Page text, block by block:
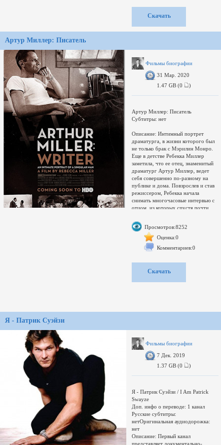
формат: MKV
Сравнение с раздачей:
&middot; шт.
Нет совпадений
Несовпадающие файлы &middot;
Имя &darr;
Размер &darr;
Скачать
Артур Миллер: Писатель
Фильмы биографии
31 Мар. 2020
1.47 GB (0
)
Артур Миллер: Писатель
Субтитры: нет
Описание: Интимный портрет
драматурга, в жизни которого был
не только брак с Мэрилин Монро.
Еще в детстве Ребекка Миллер
заметила, что ее отец, знаменитый
драматург Артур Миллер, ведет
себя совершенно по-разному на
публике и дома. Повзрослев и став
режиссером, Ребекка начала
снимать многочасовые интервью с
отцом, из которых спустя почти
смерти смонтировала фильм,
открывающий автора "Смерти
коммивояжера" с неизвестной
стороны. Отвечая на вопросы
дочери, писатель откровенно
Монро, и о звездном статусе в
послевоенной Америке, когда "не
и сочувствующих, во время которой
Доп. информация: DVB-SНаграды:
премия Michigan Award
Просмотров:8252
Оценка:0
Комментариев:0
Скачать
Я - Патрик Суэйзи
Фильмы биографии
7 Дек. 2019
1.37 GB (0
)
Я - Патрик Суэйзи / I Am Patrick
Swayze
Доп. инфо о переводе: 1 канал
Русские субтитры:
нетОригинальная аудиодорожка:
нет
Описание: Первый канал
представляет документально-